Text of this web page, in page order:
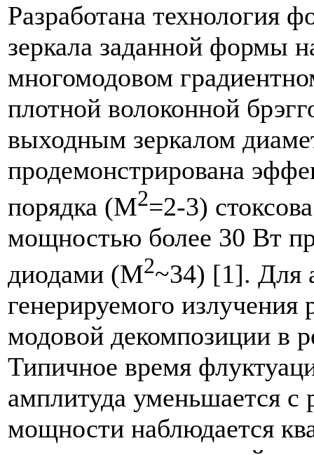
Разработана технология
зеркала заданной формы
многомодовом
плотной волоконной
выходным зеркалом
продемонстрирована
порядка (M2=2-3)
мощностью более 30 Вт
диодами (М2~34) [1]. Для
генерируемого излучения
модовой декомпозиции в
Типичное время
амплитуда уменьшается
мощности наблюдается